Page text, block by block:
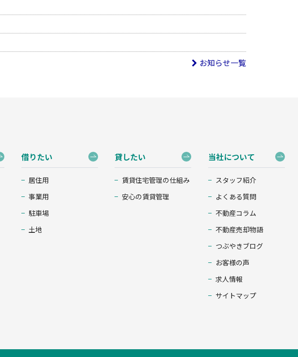
お知らせ一覧
借りたい
居住用
事業用
駐車場
土地
貸したい
賃貸住宅管理の仕組み
安心の賃貸管理
当社について
スタッフ紹介
よくある質問
不動産コラム
不動産売却物語
つぶやきブログ
お客様の声
求人情報
サイトマップ